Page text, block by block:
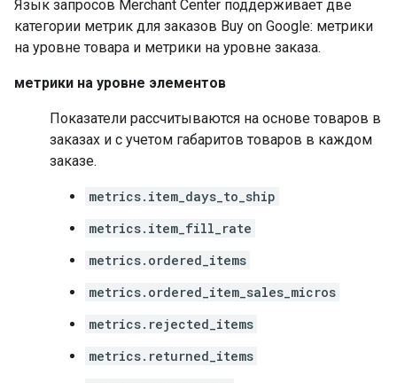
Язык запросов Merchant Center поддерживает две
категории метрик для заказов Buy on Google: метрики
на уровне товара и метрики на уровне заказа.
метрики на уровне элементов
Показатели рассчитываются на основе товаров в
заказах и с учетом габаритов товаров в каждом
заказе.
metrics.item_days_to_ship
metrics.item_fill_rate
metrics.ordered_items
metrics.ordered_item_sales_micros
metrics.rejected_items
metrics.returned_items